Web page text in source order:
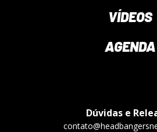
VÍDEOS
AGENDA
Dúvidas e